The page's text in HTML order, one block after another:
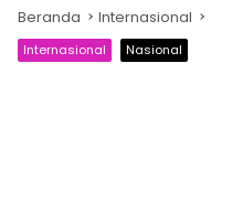
Beranda Internasional
Internasional Nasional